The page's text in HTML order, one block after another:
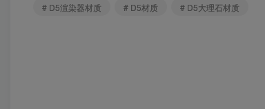
# D5渲染器材质
# D5材质 # D5大理石材质